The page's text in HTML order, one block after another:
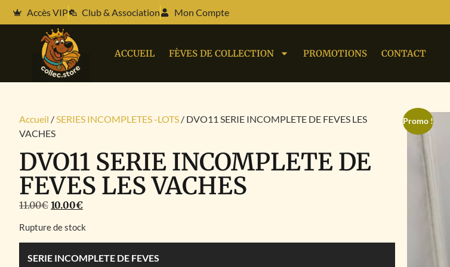
Accès VIP Club & Association Mon Compte
ACCUEIL FÈVES DE COLLECTION PROMOTIONS CONTACT
Accueil /SERIES INCOMPLETES -LOTS / DVO11 SERIE INCOMPLETE DE FEVES LES
VACHES
DVO11 SERIE INCOMPLETE DE
FEVES LES VACHES
11.00€ 10.00€
Rupture de stock
SERIE INCOMPLETE DE FEVES
Promo !